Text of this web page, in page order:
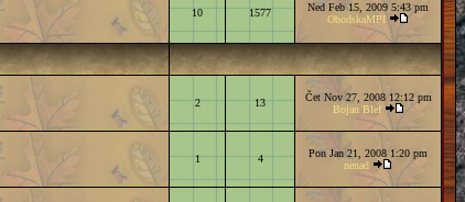
10 1577
Ned Feb 15, 2009 5:43 pm
ObodskaMPI
2 13
Čet Nov 27, 2008 12:12 pm
Bojan Blef
1 4
Pon Jan 21, 2008 1:20 pm
nenad